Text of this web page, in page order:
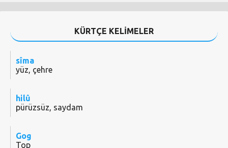
KÜRTÇE KELİMELER
sîma
yüz, çehre
hilû
pürüzsüz, saydam
Gog
Top